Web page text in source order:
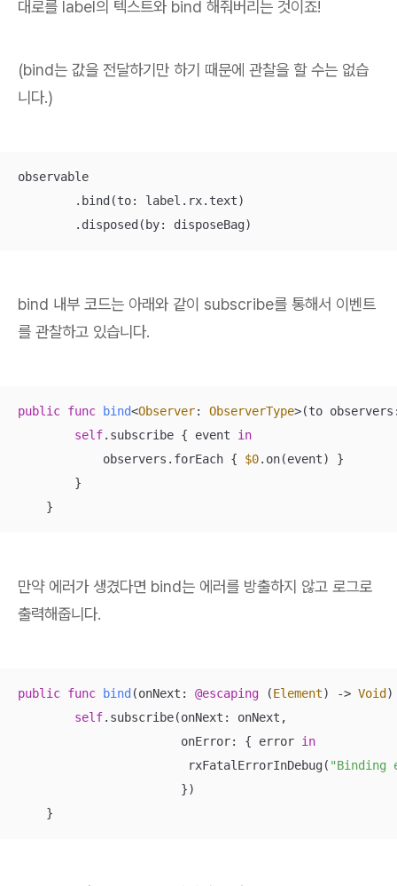
대로를 label의 텍스트와 bind 해줘버리는 것이죠!
(bind는 값을 전달하기만 하기 때문에 관찰을 할 수는 없습
니다.)
observable
	.disposed(by: disposeBag)
bind 내부 코드는 아래와 같이 subscribe를 통해서 이벤트
를 관찰하고 있습니다.
public func bind<Observer: ObserverType>(to observers
self.subscribe { event in
            observers.forEach {
$0.on(event) }
        }
    }
만약 에러가 생겼다면 bind는 에러를 방출하지 않고 로그로
출력해줍니다.
public func bind(onNext : @escaping (Element) -> Void)
self.subscribe(onNext: onNext,
                       onError: { error
in
                        rxFatalErrorInDebug(
                       })
    }